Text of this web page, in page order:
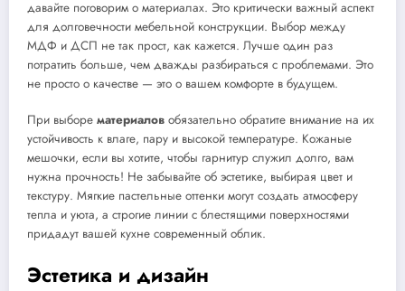
давайте поговорим о материалах. Это критически важный аспект
для долговечности мебельной конструкции. Выбор между
МДФ и ДСП не так прост, как кажется. Лучше один раз
потратить больше, чем дважды разбираться с проблемами. Это
не просто о качестве — это о вашем комфорте в будущем.
При выборе материалов обязательно обратите внимание на их
устойчивость к влаге, пару и высокой температуре. Кожаные
мешочки, если вы хотите, чтобы гарнитур служил долго, вам
нужна прочность! Не забывайте об эстетике, выбирая цвет и
текстуру. Мягкие пастельные оттенки могут создать атмосферу
тепла и уюта, а строгие линии с блестящими поверхностями
придадут вашей кухне современный облик.
Эстетика и дизайн